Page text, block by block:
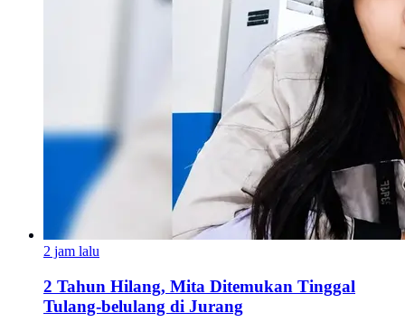
2 jam lalu
2 Tahun Hilang, Mita Ditemukan Tinggal
Tulang-belulang di Jurang